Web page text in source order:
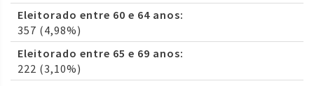
Eleitorado entre 60 e 64 anos:
357 (4,98%)
Eleitorado entre 65 e 69 anos:
222 (3,10%)